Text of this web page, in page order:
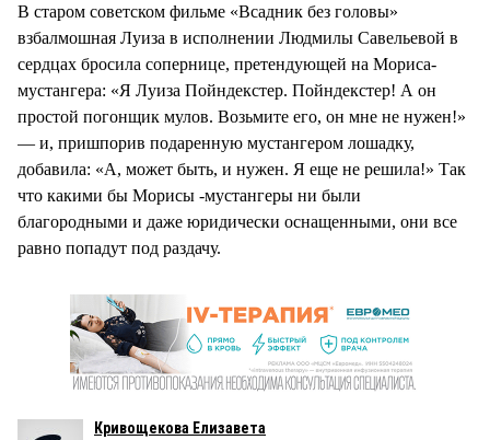
В старом советском фильме «Всадник без головы»
взбалмошная Луиза в исполнении Людмилы Савельевой в
сердцах бросила сопернице, претендующей на Мориса-
мустангера: «Я Луиза Пойндекстер. Пойндекстер! А он
простой погонщик мулов. Возьмите его, он мне не нужен!»
— и, пришпорив подаренную мустангером лошадку,
добавила: «А, может быть, и нужен. Я еще не решила!» Так
что какими бы Морисы -мустангеры ни были
благородными и даже юридически оснащенными, они все
равно попадут под раздачу.
Кривощекова Елизавета